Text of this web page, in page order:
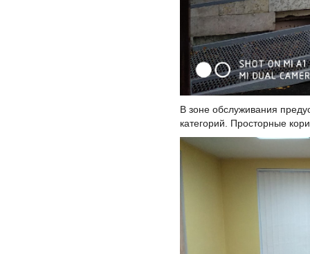
В зоне обслуживания
категорий. Просторные